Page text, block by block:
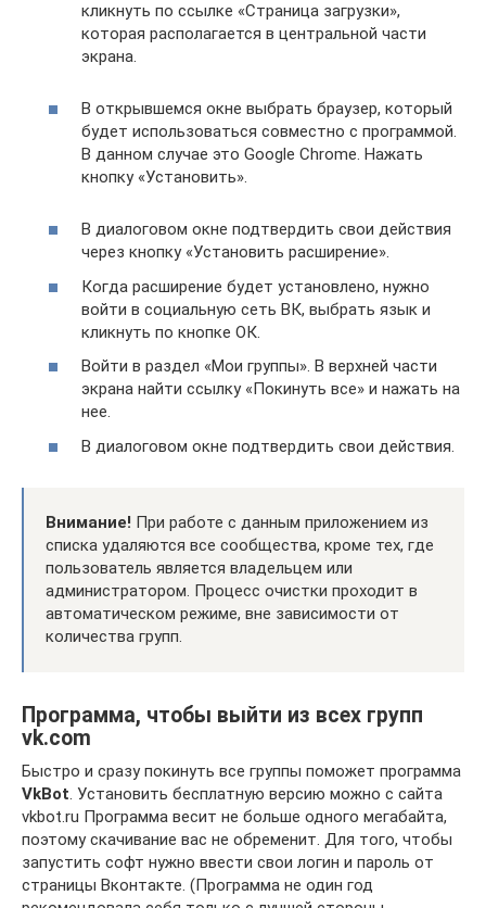
кликнуть по ссылке «Страница загрузки»,
которая располагается в центральной части
экрана.
В открывшемся окне выбрать браузер, который
будет использоваться совместно с программой.
В данном случае это Google Chrome. Нажать
кнопку «Установить».
В диалоговом окне подтвердить свои действия
через кнопку «Установить расширение».
Когда расширение будет установлено, нужно
войти в социальную сеть ВК, выбрать язык и
кликнуть по кнопке ОК.
Войти в раздел «Мои группы». В верхней части
экрана найти ссылку «Покинуть все» и нажать на
нее.
В диалоговом окне подтвердить свои действия.
Внимание! При работе с данным приложением из
списка удаляются все сообщества, кроме тех, где
пользователь является владельцем или
администратором. Процесс очистки проходит в
автоматическом режиме, вне зависимости от
количества групп.
Программа, чтобы выйти из всех групп
vk.com
Быстро и сразу покинуть все группы поможет программа
VkBot. Установить бесплатную версию можно с сайта
vkbot.ru Программа весит не больше одного мегабайта,
поэтому скачивание вас не обременит. Для того, чтобы
запустить софт нужно ввести свои логин и пароль от
страницы Вконтакте. (Программа не один год